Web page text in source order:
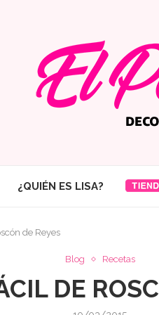
¿QUIÉN ES LISA?
de Reyes
Blog Recetas
DE